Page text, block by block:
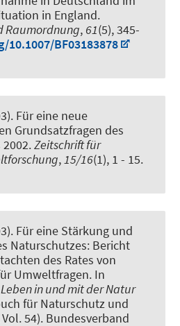
in England.
Raumordnung, 61(5), 345-
BF03183878
Für eine neue
Grundsatzfragen des
.Zeitschrift für
,15/16(1), 1 - 15.
Für eine Stärkung und
Naturschutzes: Bericht
des Rates von
Umweltfragen. In
in und mit der Natur
für Naturschutz und
54). Bundesverband